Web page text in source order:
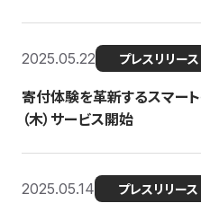
2025.05.22 プレスリリース
寄付体験を革新するスマート
（木）サービス開始
2025.05.14 プレスリリース